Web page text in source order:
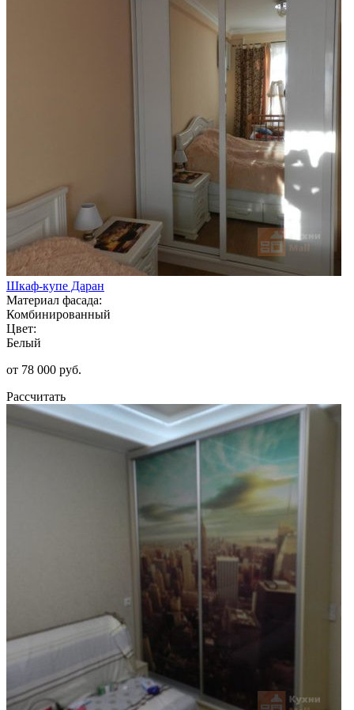
Шкаф-купе Даран
Материал фасада:
Комбинированный
Цвет:
Белый
от 78 000 руб.
Рассчитать